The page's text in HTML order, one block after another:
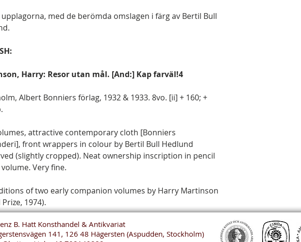
med de berömda omslagen i färg av Bertil Bull
Harry: Resor utan mål. [And:] Kap farväl!4
Albert Bonniers förlag, 1932 & 1933. 8vo. [ii] + 160; +
attractive contemporary cloth [Bonniers
front wrappers in colour by Bertil Bull Hedlund
(slightly cropped). Neat ownership inscription in pencil
Very fine.
of two early companion volumes by Harry Martinson
1974).
B. Hatt Konsthandel & Antikvariat
141, 126 48 Hägersten (Aspudden, Stockholm)